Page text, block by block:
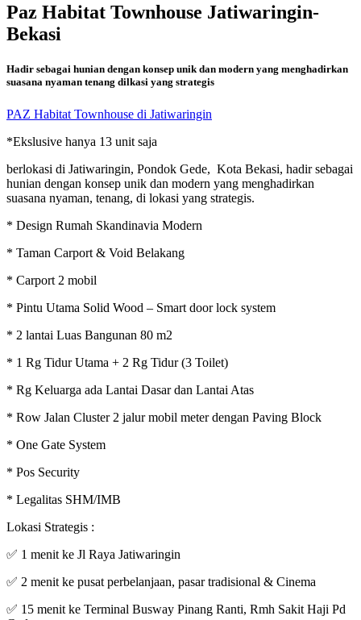
Paz Habitat Townhouse Jatiwaringin-
Bekasi
Hadir sebagai hunian dengan konsep unik dan modern yang menghadirkan
suasana nyaman tenang dilkasi yang strategis
PAZ Habitat Townhouse di Jatiwaringin
*Ekslusive hanya 13 unit saja
berlokasi di Jatiwaringin, Pondok Gede, Kota Bekasi, hadir sebagai
hunian dengan konsep unik dan modern yang menghadirkan
suasana nyaman, tenang, di lokasi yang strategis.
* Design Rumah Skandinavia Modern
* Taman Carport & Void Belakang
* Carport 2 mobil
* Pintu Utama Solid Wood – Smart door lock system
* 2 lantai Luas Bangunan 80 m2
* 1 Rg Tidur Utama + 2 Rg Tidur (3 Toilet)
* Rg Keluarga ada Lantai Dasar dan Lantai Atas
* Row Jalan Cluster 2 jalur mobil meter dengan Paving Block
* One Gate System
* Pos Security
* Legalitas SHM/IMB
Lokasi Strategis :
✅ 1 menit ke Jl Raya Jatiwaringin
✅ 2 menit ke pusat perbelanjaan, pasar tradisional & Cinema
✅ 15 menit ke Terminal Busway Pinang Ranti, Rmh Sakit Haji Pd